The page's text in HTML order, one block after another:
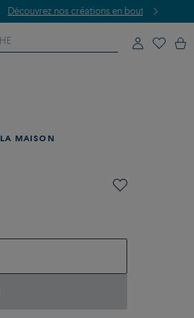
LA MAISON